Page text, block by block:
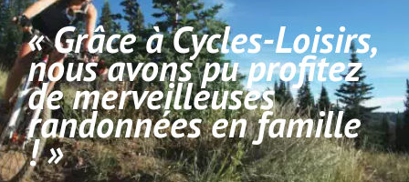
« Grâce à Cycles-Loisirs,
nous avons pu profitez
de merveilleuses
randonnées en famille
! »